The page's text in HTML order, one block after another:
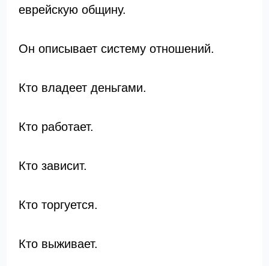
еврейскую общину.
Он описывает систему отношений.
Кто владеет деньгами.
Кто работает.
Кто зависит.
Кто торгуется.
Кто выживает.